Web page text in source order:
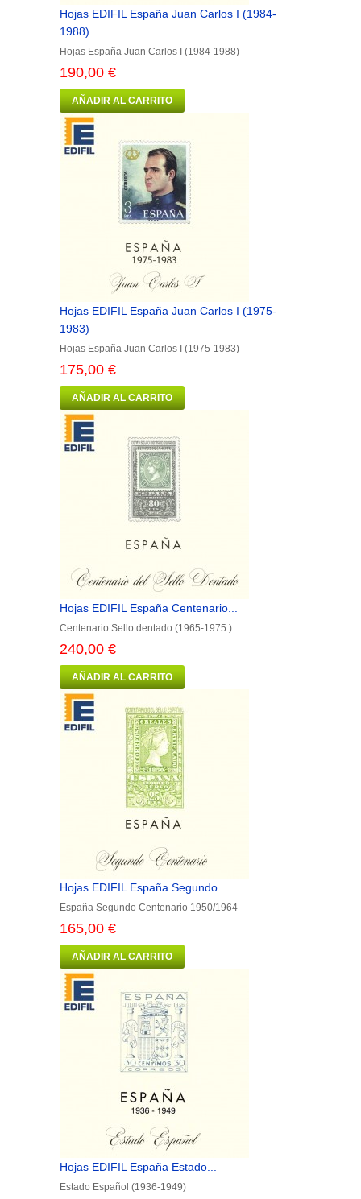
Hojas EDIFIL España Juan Carlos I (1984-
1988)
Hojas España Juan Carlos I (1984-1988)
190,00 €
AÑADIR AL CARRITO
Hojas EDIFIL España Juan Carlos I (1975-
1983)
Hojas España Juan Carlos I (1975-1983)
175,00 €
AÑADIR AL CARRITO
Hojas EDIFIL España Centenario...
Centenario Sello dentado (1965-1975 )
240,00 €
AÑADIR AL CARRITO
Hojas EDIFIL España Segundo...
España Segundo Centenario 1950/1964
165,00 €
AÑADIR AL CARRITO
Hojas EDIFIL España Estado...
Estado Español (1936-1949)